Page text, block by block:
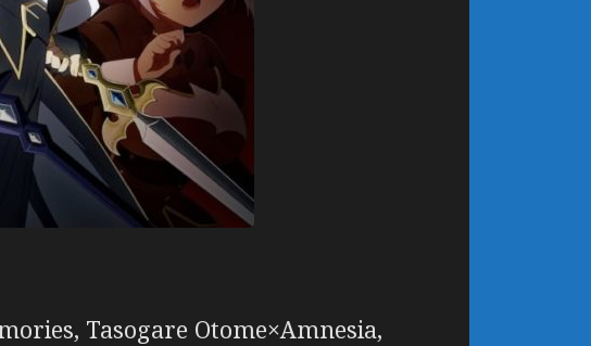
Tasogare Otome×Amnesia,